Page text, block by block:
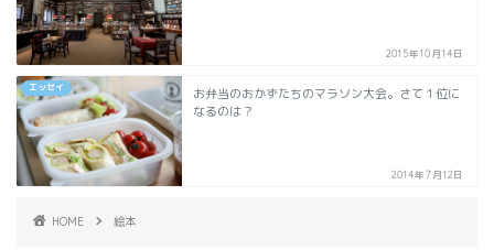
2015年10月14日
エッセイ
お弁当のおかずたちのマラソン大会。さて１位に
なるのは？
2014年7月12日
HOME 絵本